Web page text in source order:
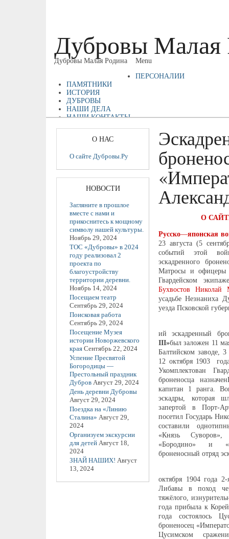
Дубровы Малая
Дубровы Малая Родина
Menu
ПЕРСОНАЛИИ
ПАМЯТНИКИ
ИСТОРИЯ
ДУБРОВЫ
НАШИ ДЕЛА
НАШИ КОНТАКТЫ
О НАС
О сайте Дубровы.Ру
НОВОСТИ
Загляните в прошлое
вместе с нами и
прикоснитесь к мощному
символу нашей культуры.
Ноябрь 29, 2024
ТОС «Дубровы» в 2024
году реализовал 2
проекта по
благоустройству
территории деревни.
Ноябрь 14, 2024
Посещаем театр
Сентябрь 29, 2024
Поисковая работа
Сентябрь 29, 2024
Посещение Музея
истории Новоржевского
края Сентябрь 22, 2024
Успение Пресвятой
Богородицы —
Престольный праздник
Дубров Август 29, 2024
День деревни Дубровы
Август 29, 2024
Поездка на «Линию
Сталина» Август 29,
2024
Организуем экскурсии
для детей Август 18,
2024
ЗНАЙ НАШИХ! Август
13, 2024
О
Русско—японская
23 августа (5
событий этой
эскадренного
Матросы и офицеры
Гвардейском
Бухвостов Николай
усадьбе Незнаниха
уезда Псковской
ий эскадренный
III»был заложен 11
Балтийском заводе,
12 октября 1903
Укомплектован
броненосца
капитан 1 ранга.
эскадры, которая
запертой в Порт-
посетил Государь
составили
«Князь
«Бородино» и
броненосный отряд
октября 1904 года
Либавы в поход
тяжёлого,
года прибыла к
года состоялось
броненосец
Цусимском